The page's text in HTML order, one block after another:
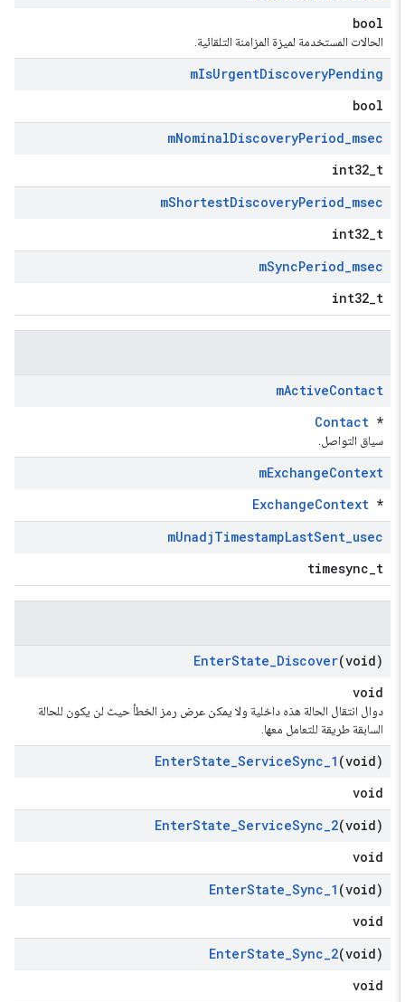
bool
الحالات المستخدمة لميزة المزامنة التلقائية.
mIsUrgentDiscoveryPending
bool
mNominalDiscoveryPeriod_msec
int32_t
mShortestDiscoveryPeriod_msec
int32_t
mSyncPeriod_msec
int32_t
mActiveContact
Contact *
سياق التواصل.
mExchangeContext
ExchangeContext *
mUnadjTimestampLastSent_usec
timesync_t
EnterState_Discover(void)
void
دوال انتقال الحالة هذه داخلية ولا يمكن عرض رمز الخطأ حيث لن يكون للحالة
السابقة طريقة للتعامل معها.
EnterState_ServiceSync_ 1(void)
void
EnterState_ServiceSync_2(void)
void
EnterState_Sync_ 1(void)
void
EnterState_Sync_2(void)
void